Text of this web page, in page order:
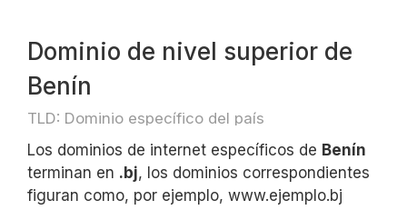
Dominio de nivel superior de
Benín
TLD: Dominio específico del país
Los dominios de internet específicos de Benín
terminan en .bj, los dominios correspondientes
figuran como, por ejemplo, www.ejemplo.bj